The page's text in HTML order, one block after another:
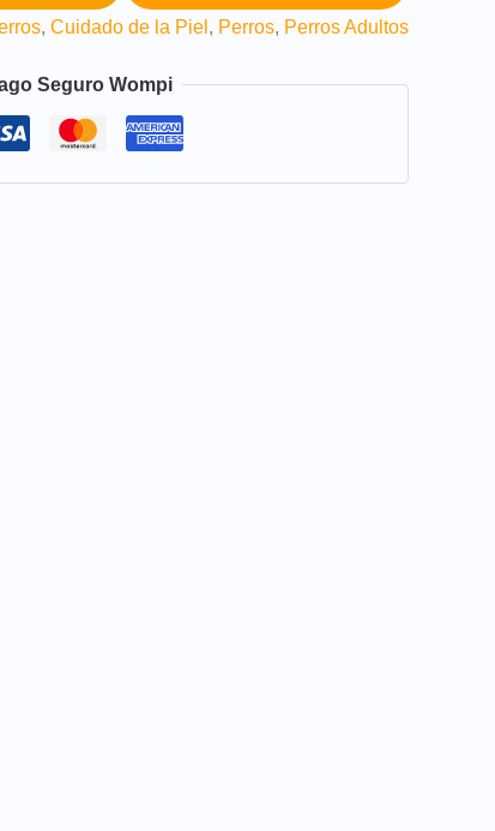
, Cuidado de la Piel , Perros, Perros Adultos
Seguro Wompi